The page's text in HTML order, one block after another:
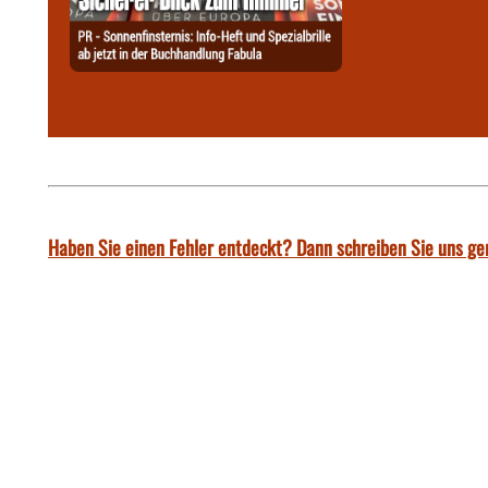
Haben Sie einen Fehler entdeckt? Dann schreiben Sie uns